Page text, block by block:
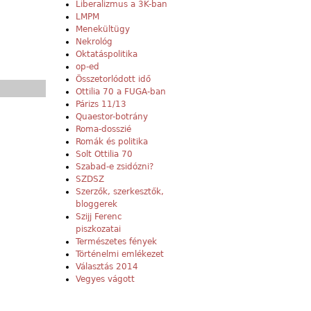
Liberalizmus a 3K-ban
LMPM
Menekültügy
Nekrológ
Oktatáspolitika
op-ed
Összetorlódott idő
Ottilia 70 a FUGA-ban
Párizs 11/13
Quaestor-botrány
Roma-dosszié
Romák és politika
Solt Ottilia 70
Szabad-e zsidózni?
SZDSZ
Szerzők, szerkesztők,
bloggerek
Szijj Ferenc
piszkozatai
Természetes fények
Történelmi emlékezet
Választás 2014
Vegyes vágott